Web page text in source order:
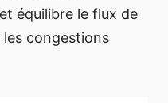
équilibre le flux de
congestions